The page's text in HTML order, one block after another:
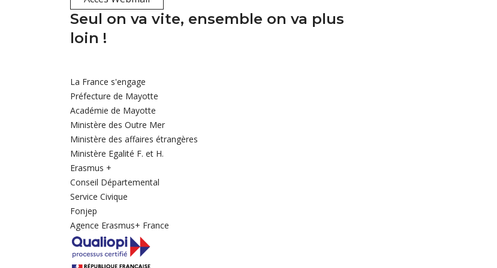
Seul on va vite, ensemble on va plus
loin !
La France s'engage
Préfecture de Mayotte
Académie de Mayotte
Ministère des Outre Mer
Ministère des affaires étrangères
Ministère Egalité F. et H.
Erasmus +
Conseil Départemental
Service Civique
Fonjep
Agence Erasmus+ France